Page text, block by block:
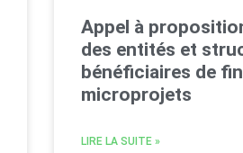
Appel à
des entités et
bénéficiaires de
microprojets
LIRE LA SUITE »